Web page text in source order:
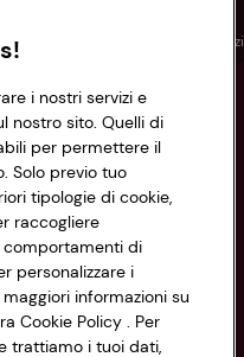
i nostri servizi e
nostro sito. Quelli di
per permettere il
Solo previo tuo
tipologie di cookie,
raccogliere
comportamenti di
personalizzare i
informazioni su
Cookie Policy . Per
trattiamo i tuoi dati,